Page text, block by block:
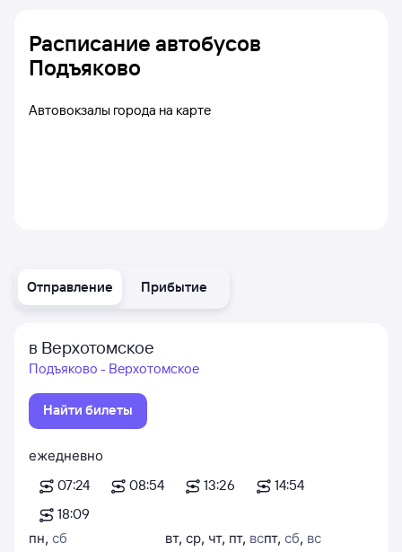
Отправление Прибытие
в Верхотомское
Подъяково - Верхотомское
Найти билеты
ежедневно
07:24
08:54 13:26
14:54
18:09
пн, сб
вт, ср, чт, пт, вспт, сб, вс
Расписание автобусов
Подъяково
Автовокзалы города на карте